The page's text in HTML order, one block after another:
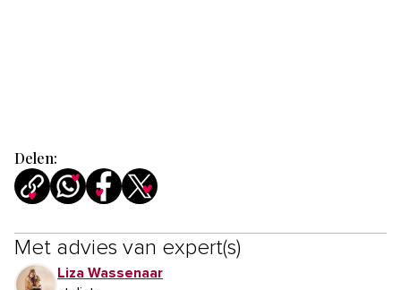
Delen:
Met advies van expert(s)
Liza Wassenaar